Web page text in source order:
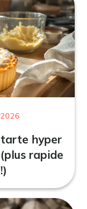
tarte hyper
rapide